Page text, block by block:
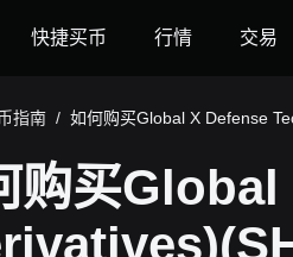
快捷买币 行情 交易
指南 / 如何购买Global X Defense
购买